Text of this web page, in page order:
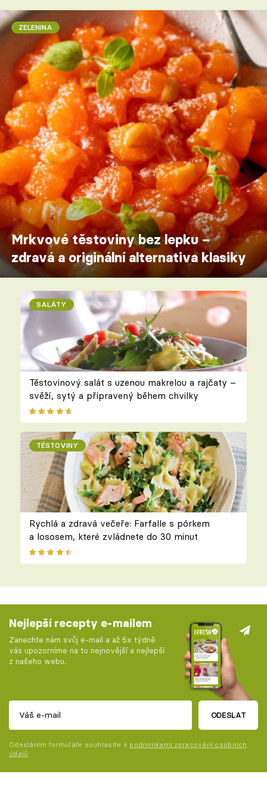
ZELENINA
Mrkvové těstoviny bez lepku –
zdravá a originální alternativa klasiky
SALÁTY
Těstovinový salát s uzenou makrelou a rajčaty –
svěží, sytý a připravený během chvilky
TĚSTOVINY
Rychlá a zdravá večeře: Farfalle s pórkem
a lososem, které zvládnete do 30 minut
Nejlepší recepty e-mailem
Zanechte nám svůj e-mail a až 5x týdně
vás upozorníme na to nejnovější a nejlepší
z našeho webu.
ODESLAT
Odesláním formuláře souhlasíte s podmínkami zpracování osobních
údajů